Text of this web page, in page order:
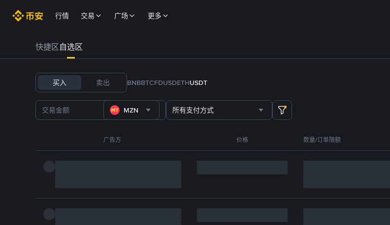
行情 交易 广场 更多
快捷区自选区
买入 卖出 BNBBTCFDUSDETHUSDT
MZN 所有支付方式
广告方 价格 数量/订单限额